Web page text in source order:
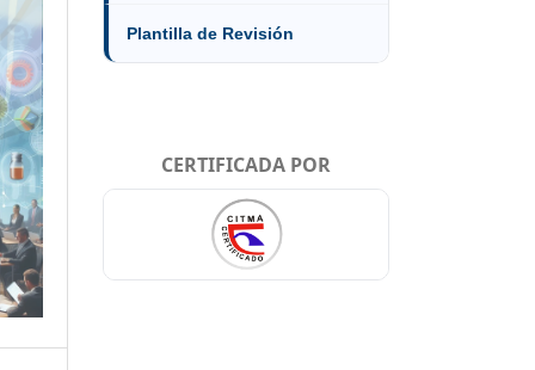
Plantilla de Revisión
CERTIFICADA POR